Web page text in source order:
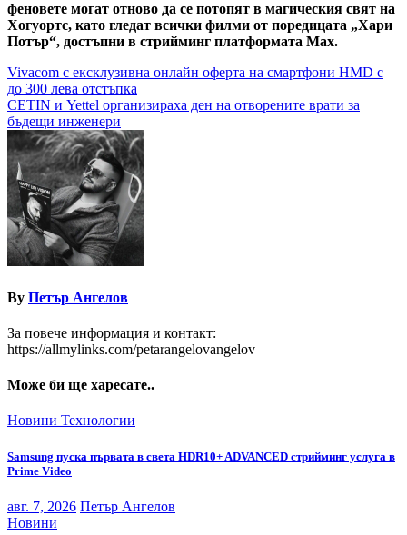
феновете могат отново да се потопят в магическия свят на
Хогуортс, като гледат всички филми от поредицата „Хари
Потър“, достъпни в стрийминг платформата Max.
Навигация
Vivacom с ексклузивна онлайн оферта на смартфони HMD с
до 300 лева отстъпка
CETIN и Yettel организираха ден на отворените врати за
бъдещи инженери
By Петър Ангелов
За повече информация и контакт:
https://allmylinks.com/petarangelovangelov
Може би ще харесате..
Новини Технологии
Samsung пуска първата в света HDR10+ ADVANCED стрийминг услуга в
Prime Video
авг. 7, 2026 Петър Ангелов
Новини